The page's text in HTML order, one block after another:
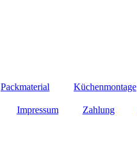
Packmaterial Küchenmontage
Impressum Zahlung